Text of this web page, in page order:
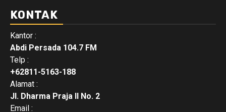
KONTAK
Kantor :
Abdi Persada 104.7 FM
Telp :
+62811-5163-188
Alamat :
Jl. Dharma Praja II No. 2
Email :